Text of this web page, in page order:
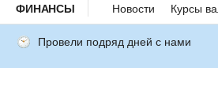
ФИНАНСЫ Новости Курсы
Провели подряд дней с нами